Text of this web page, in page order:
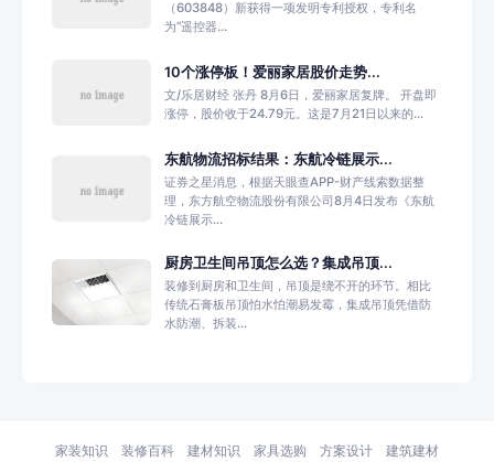
（603848）新获得一项发明专利授权，专利名
为“遥控器...
10个涨停板！爱丽家居股价走势...
文/乐居财经 张丹 8月6日，爱丽家居复牌。 开盘即
涨停，股价收于24.79元。这是7月21日以来的...
东航物流招标结果：东航冷链展示...
证券之星消息，根据天眼查APP-财产线索数据整
理，东方航空物流股份有限公司8月4日发布《东航
冷链展示...
厨房卫生间吊顶怎么选？集成吊顶...
装修到厨房和卫生间，吊顶是绕不开的环节。相比
传统石膏板吊顶怕水怕潮易发霉，集成吊顶凭借防
水防潮、拆装...
家装知识 装修百科 建材知识 家具选购 方案设计 建筑建材